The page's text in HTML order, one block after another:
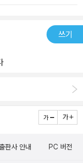
부분만 짚고 이해할 수
석이조로 아낄 수 있
막하기만 했던 본인이
이외에도 해당 도서로
일반에서 어떤 개념이
하다는 점이였고, 가
제기준이 제대로 반영
만 계속해서 최신 자료
습니다:)
쓰기
출판사 안내 PC 버전